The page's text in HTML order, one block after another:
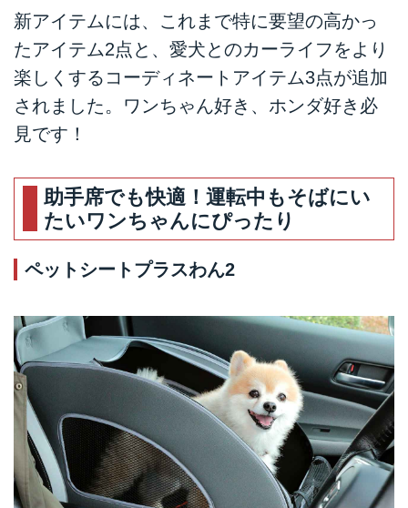
新アイテムには、これまで特に要望の高かっ
たアイテム2点と、愛犬とのカーライフをより
楽しくするコーディネートアイテム3点が追加
されました。ワンちゃん好き、ホンダ好き必
見です！
助手席でも快適！運転中もそばにい
たいワンちゃんにぴったり
ペットシートプラスわん2